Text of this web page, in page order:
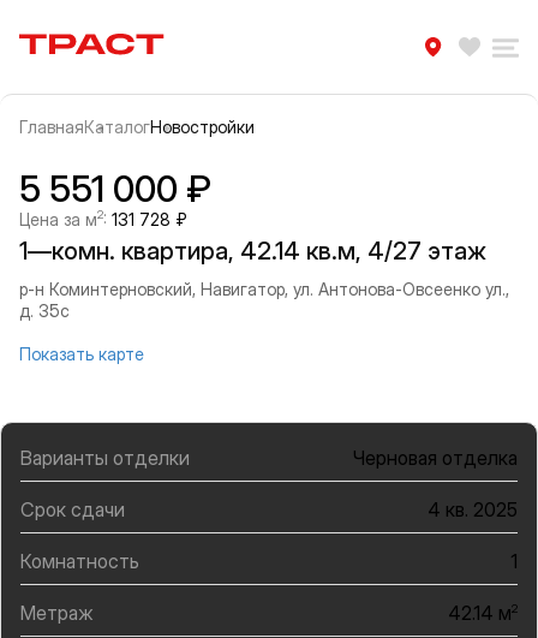
Траст | Служба недвижимости
ГлавнаяКаталогНовостройки
Информация об объекте
Галерея
5 551 000 ₽
Цена за м2: 131 728 ₽
1—комн. квартира, 42.14 кв.м, 4/27 этаж
р-н Коминтерновский, Навигатор, ул. Антонова-Овсеенко ул.,
д. 35с
Показать карте
Варианты отделки Черновая отделка
Срок сдачи 4 кв. 2025
Комнатность 1
Метраж 42.14 м2